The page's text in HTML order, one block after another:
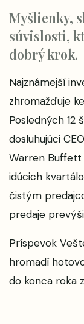
Myšlienky,
súvislosti,
dobrý krok.
Najznámejší
zhromažďuje
Posledných 12
dosluhujúci
Warren Buffett
idúcich
čistým
predaje
Príspevok
hromadí
do konca roka